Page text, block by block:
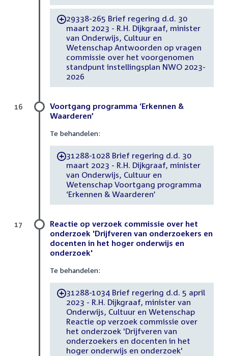
-29338-265 Brief regering d.d. 30
maart 2023 - R.H. Dijkgraaf, minister
van Onderwijs, Cultuur en
Wetenschap Antwoorden op vragen
commissie over het voorgenomen
standpunt instellingsplan NWO 2023-
2026
Voortgang programma ‘Erkennen &
Waarderen’
Te behandelen:
-31288-1028 Brief regering d.d. 30
maart 2023 - R.H. Dijkgraaf, minister
van Onderwijs, Cultuur en
Wetenschap Voortgang programma
‘Erkennen & Waarderen’
16
Reactie op verzoek commissie over het
onderzoek 'Drijfveren van onderzoekers en
docenten in het hoger onderwijs en
onderzoek'
Te behandelen:
-31288-1034 Brief regering d.d. 5 april
2023 - R.H. Dijkgraaf, minister van
Onderwijs, Cultuur en Wetenschap
Reactie op verzoek commissie over
het onderzoek 'Drijfveren van
onderzoekers en docenten in het
hoger onderwijs en onderzoek'
17